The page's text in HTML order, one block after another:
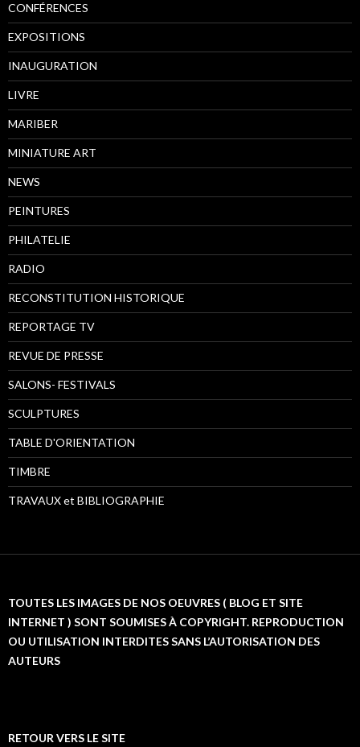
CONFÉRENCES
EXPOSITIONS
INAUGURATION
LIVRE
MARIBER
MINIATURE ART
NEWS
PEINTURES
PHILATELIE
RADIO
RECONSTITUTION HISTORIQUE
REPORTAGE TV
REVUE DE PRESSE
SALONS- FESTIVALS
SCULPTURES
TABLE D'ORIENTATION
TIMBRE
TRAVAUX et BIBLIOGRAPHIE
TOUTES LES IMAGES DE NOS OEUVRES ( BLOG ET SITE
INTERNET ) SONT SOUMISES À COPYRIGHT. REPRODUCTION
OU UTILISATION INTERDITES SANS L’AUTORISATION DES
AUTEURS
RETOUR VERS LE SITE